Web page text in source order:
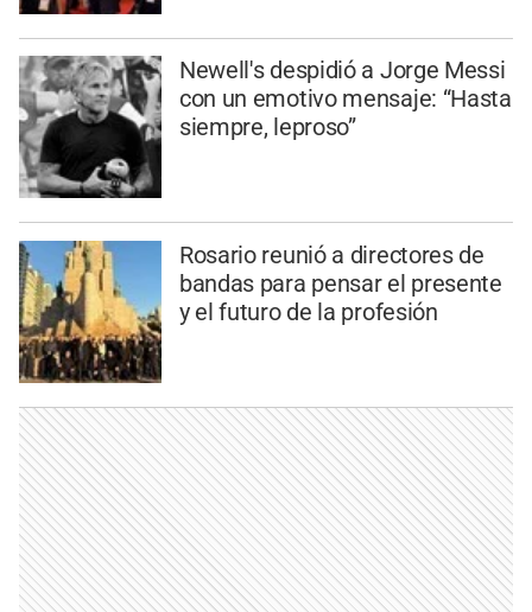
Newell's despidió a Jorge Messi
con un emotivo mensaje: “Hasta
siempre, leproso”
Rosario reunió a directores de
bandas para pensar el presente
y el futuro de la profesión